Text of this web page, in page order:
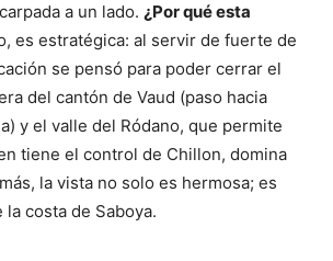
a un lado. ¿Por qué esta
es estratégica: al servir de fuerte de
se pensó para poder cerrar el
del cantón de Vaud (paso hacia
y el valle del Ródano, que permite
tiene el control de Chillon, domina
la vista no solo es hermosa; es
costa de Saboya.